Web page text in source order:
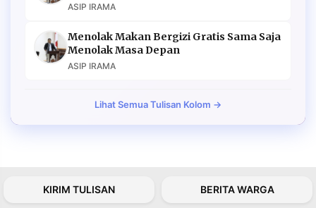
ASIP IRAMA
Menolak Makan Bergizi Gratis Sama Saja
Menolak Masa Depan
ASIP IRAMA
Lihat Semua Tulisan Kolom →
KIRIM TULISAN BERITA WARGA